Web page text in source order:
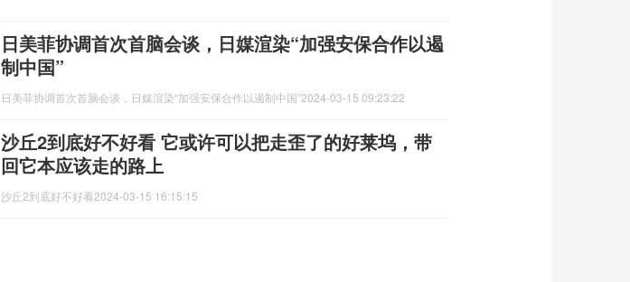
日美菲协调首次首脑会谈，日媒渲染“加强安保合作以遏
制中国”
日美菲协调首次首脑会谈，日媒渲染“加强安保合作以遏制中国”2024-03-15 09:23:22
沙丘2到底好不好看 它或许可以把走歪了的好莱坞，带
回它本应该走的路上
沙丘2到底好不好看2024-03-15 16:15:15